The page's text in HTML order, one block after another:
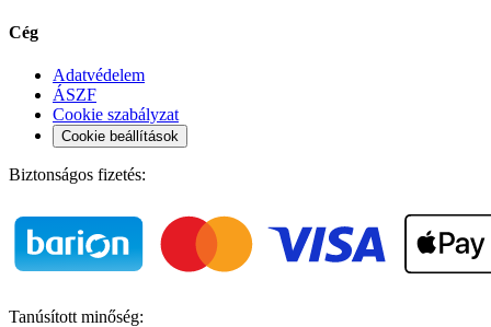
Cég
Adatvédelem
ÁSZF
Cookie szabályzat
Cookie beállítások
Biztonságos fizetés:
Tanúsított minőség: